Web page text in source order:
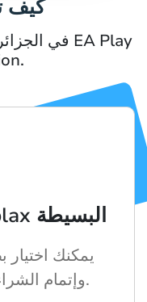
كيف
طريقة استخدام Hablax البسيطة
يمكنك اختيار
وإتمام الشراء في بضع خطوات سهلة.